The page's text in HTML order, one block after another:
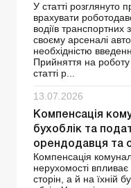
У статті розглянуто
врахувати
водіїв
своєму арсеналі
необхідністю
Прийняття на роботу
статті р...
13.07.2026
Компенсація
бухоблік та
орендодавця та
Компенсація
нерухомості
сторін, а й на їхній